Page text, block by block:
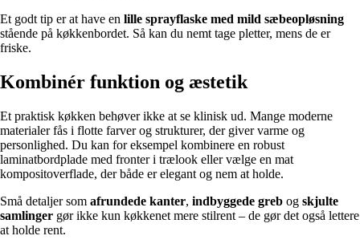
Et godt tip er at have en lille sprayflaske med mild sæbeopløsning
stående på køkkenbordet. Så kan du nemt tage pletter, mens de er
friske.
Kombinér funktion og æstetik
Et praktisk køkken behøver ikke at se klinisk ud. Mange moderne
materialer fås i flotte farver og strukturer, der giver varme og
personlighed. Du kan for eksempel kombinere en robust
laminatbordplade med fronter i trælook eller vælge en mat
kompositoverflade, der både er elegant og nem at holde.
Små detaljer som afrundede kanter, indbyggede greb og skjulte
samlinger gør ikke kun køkkenet mere stilrent – de gør det også lettere
at holde rent.